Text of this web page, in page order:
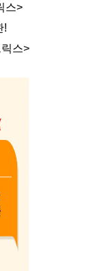
스>
!
스>